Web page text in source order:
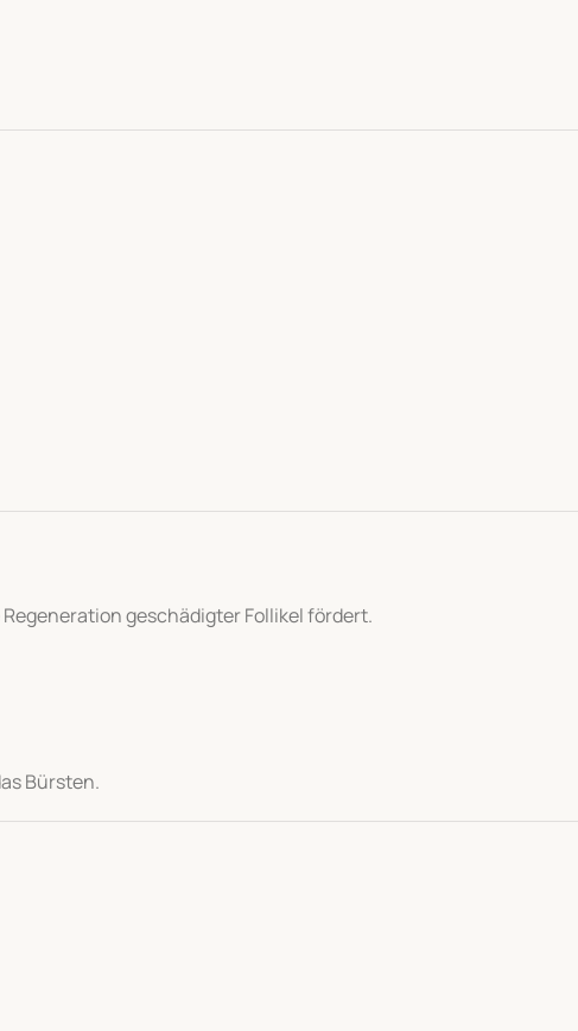
geschädigter Follikel fördert.
Bürsten.